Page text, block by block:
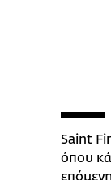
Saint
όπου
επόμενη